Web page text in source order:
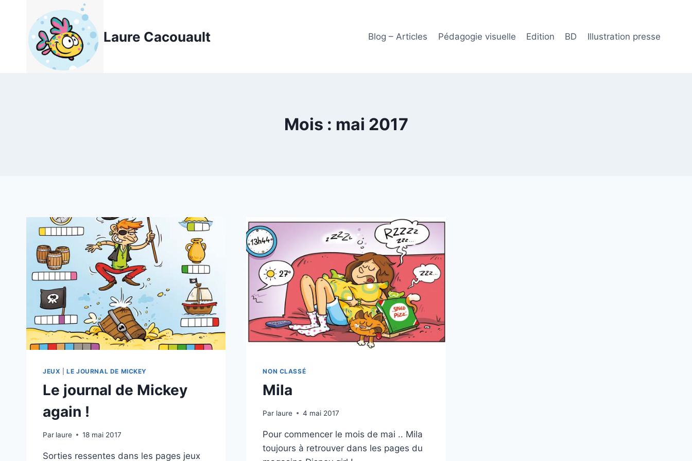
contenu
Laure Cacouault Blog – Articles Pédagogie visuelle Edition BD Illustration presse
Mois : mai 2017
JEUX |LE JOURNAL DE MICKEY
Le journal de Mickey
again !
Par laure 18 mai 2017
Sorties ressentes dans les pages jeux
NON CLASSÉ
Mila
Par laure 4 mai 2017
Pour commencer le mois de mai .. Mila
toujours à retrouver dans les pages du